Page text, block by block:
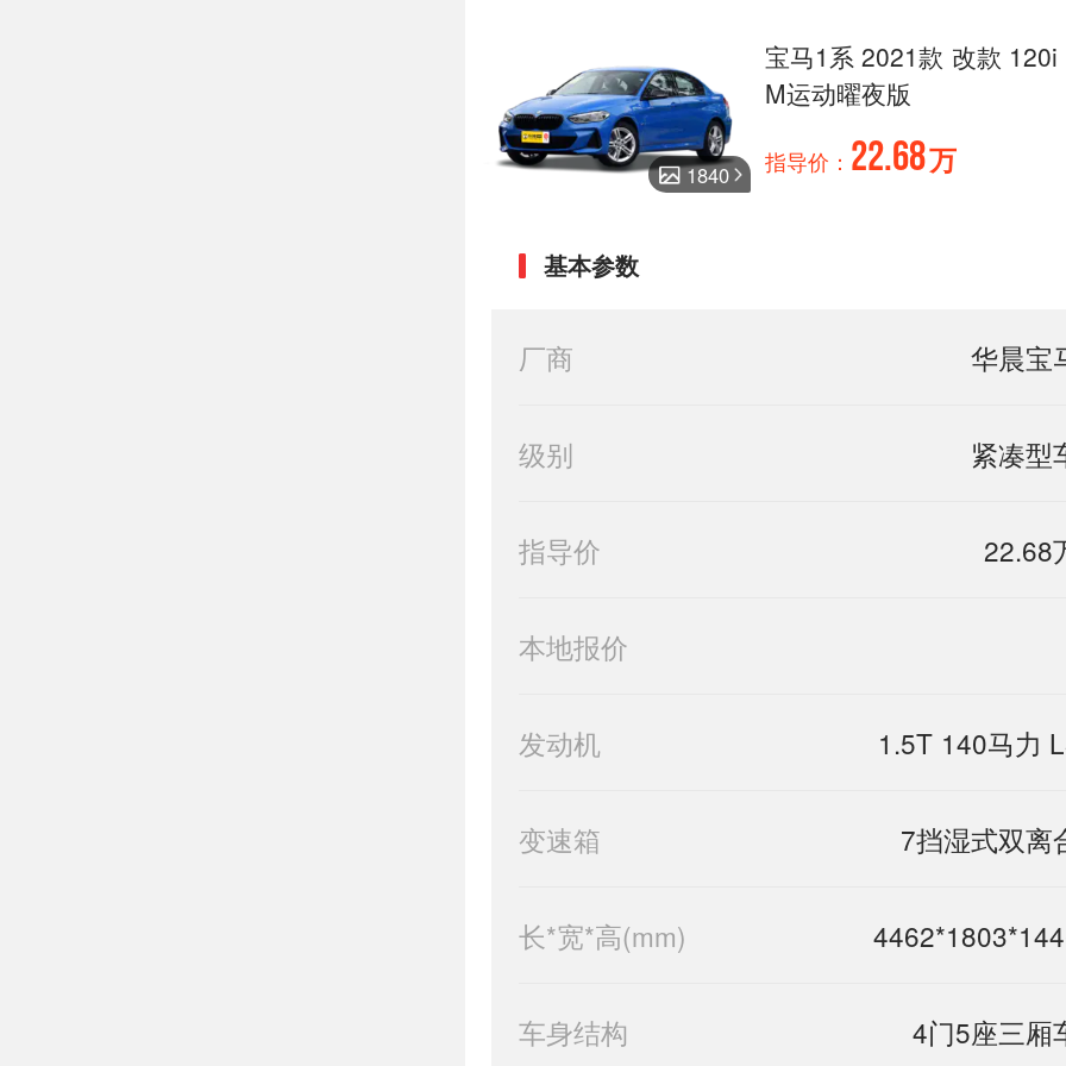
1840
宝马1系 2021款 改款 120i
M运动曜夜版
指导价： 22.68万
基本参数
厂商 华晨宝
级别 紧凑型
指导价 22.68
本地报价
发动机 1.5T 140马力
变速箱 7挡湿式双离
长*宽*高(mm)
车身结构 4门5座三厢